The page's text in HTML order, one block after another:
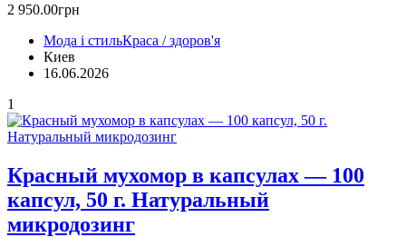
2 950.00грн
Мода і стильКраса / здоров'я
Киев
16.06.2026
1
Красный мухомор в капсулах — 100
капсул, 50 г. Натуральный
микродозинг